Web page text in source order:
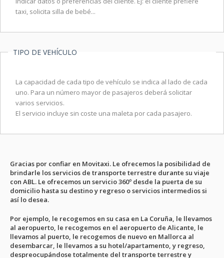
taxi, solicita silla de bebé...
TIPO DE VEHÍCULO
La capacidad de cada tipo de vehículo se indica al lado de cada
uno. Para un número mayor de pasajeros deberá solicitar
varios servicios.
El servicio incluye sin coste una maleta por cada pasajero.
Gracias por confiar en Movitaxi. Le ofrecemos la posibilidad de
brindarle los servicios de transporte terrestre durante su viaje
con ABL. Le ofrecemos un servicio 360º desde la puerta de su
domicilio hasta su destino y regreso o servicios intermedios si
así lo desea.
Por ejemplo, le recogemos en su casa en La Coruña, le llevamos
al aeropuerto, le recogemos en el aeropuerto de Alicante, le
llevamos al puerto, le recogemos de nuevo en Mallorca al
desembarcar, le llevamos a su hotel/apartamento, y regreso,
despreocupándose totalmente del transporte terrestre y